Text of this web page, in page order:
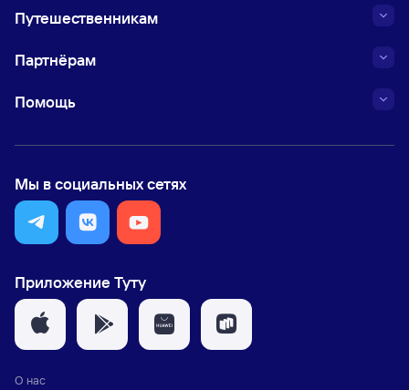
Путешественникам
Партнёрам
Помощь
Мы в социальных сетях
Приложение Туту
О нас